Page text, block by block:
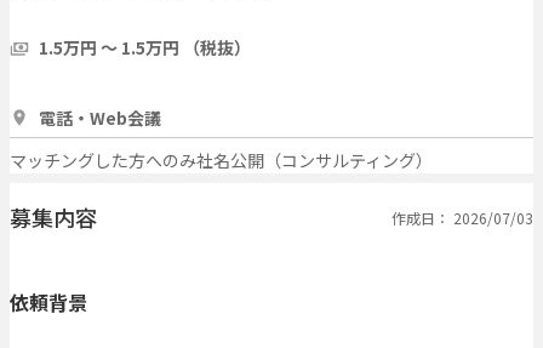
1.5万円 〜 1.5万円 （税抜）
電話・Web会議
マッチングした方へのみ社名公開（コンサルティング）
募集内容 作成日： 2026/07/03
依頼背景